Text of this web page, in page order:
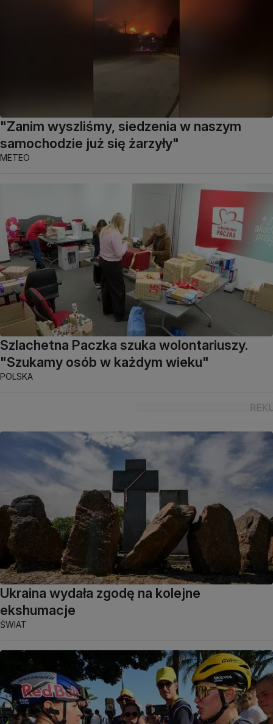
"Zanim wyszliśmy, siedzenia w naszym
samochodzie już się żarzyły"
METEO
Szlachetna Paczka szuka wolontariuszy.
"Szukamy osób w każdym wieku"
POLSKA
Ukraina wydała zgodę na kolejne
ekshumacje
ŚWIAT